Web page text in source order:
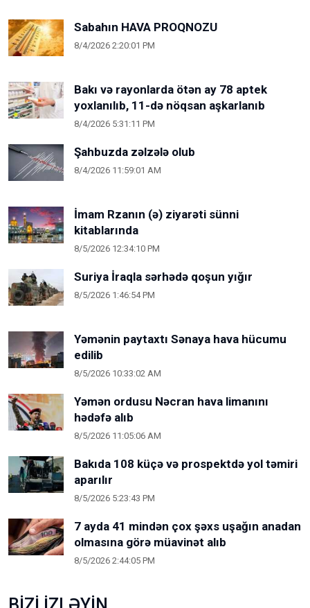
Sabahın HAVA PROQNOZU
8/4/2026 2:20:01 PM
Bakı və rayonlarda ötən ay 78 aptek
yoxlanılıb, 11-də nöqsan aşkarlanıb
8/4/2026 5:31:11 PM
Şahbuzda zəlzələ olub
8/4/2026 11:59:01 AM
İmam Rzanın (ə) ziyarəti sünni
kitablarında
8/5/2026 12:34:10 PM
Suriya İraqla sərhədə qoşun yığır
8/5/2026 1:46:54 PM
Yəmənin paytaxtı Sənaya hava hücumu
edilib
8/5/2026 10:33:02 AM
Yəmən ordusu Nəcran hava limanını
hədəfə alıb
8/5/2026 11:05:06 AM
Bakıda 108 küçə və prospektdə yol təmiri
aparılır
8/5/2026 5:23:43 PM
7 ayda 41 mindən çox şəxs uşağın anadan
olmasına görə müavinət alıb
8/5/2026 2:44:05 PM